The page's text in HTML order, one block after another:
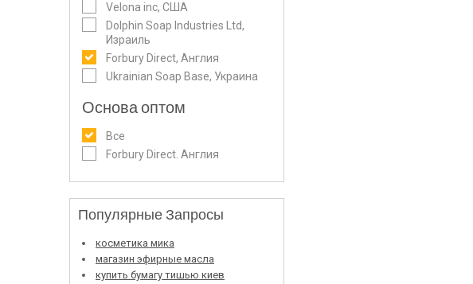
Velona inc, США
Dolphin Soap Industries Ltd,
Израиль
Forbury Direct, Англия
Ukrainian Soap Base, Украина
Основа оптом
Все
Forbury Direct. Англия
Популярные Запросы
косметика мика
магазин эфирные масла
купить бумагу тишью киев